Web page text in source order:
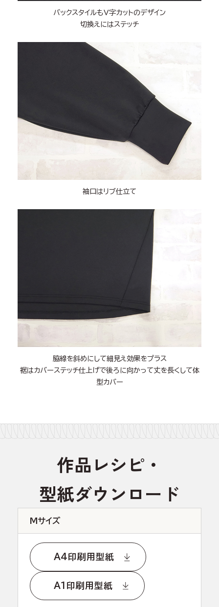
バックスタイルもV字カットのデザイン
切換えにはステッチ
袖口はリブ仕立て
脇線を斜めにして細見え効果をプラス
裾はカバーステッチ仕上げで後ろに向かって丈を長くして体
型カバー
作品レシピ・
型紙ダウンロード
Mサイズ
A4印刷用型紙
A1印刷用型紙